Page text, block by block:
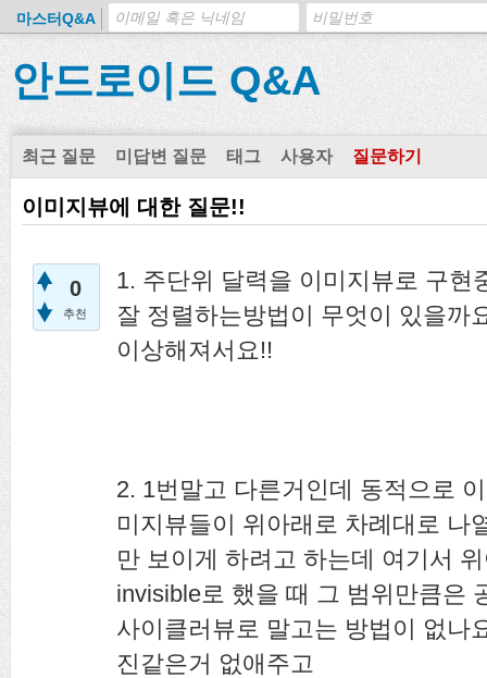
마스터Q&A
안드로이드 Q&A
최근 질문 미답변 질문 태그 사용자 질문하기
이미지뷰에 대한 질문!!
0
추천
1. 주단위 달력을 이미지뷰로 구현
잘 정렬하는방법이 무엇이 있을까
이상해져서요!!
2. 1번말고 다른거인데 동적으로
미지뷰들이 위아래로 차례대로 나
만 보이게 하려고 하는데 여기서
invisible로 했을 때 그 범위만큼은
사이클러뷰로 말고는 방법이 없나
진같은거 없애주고